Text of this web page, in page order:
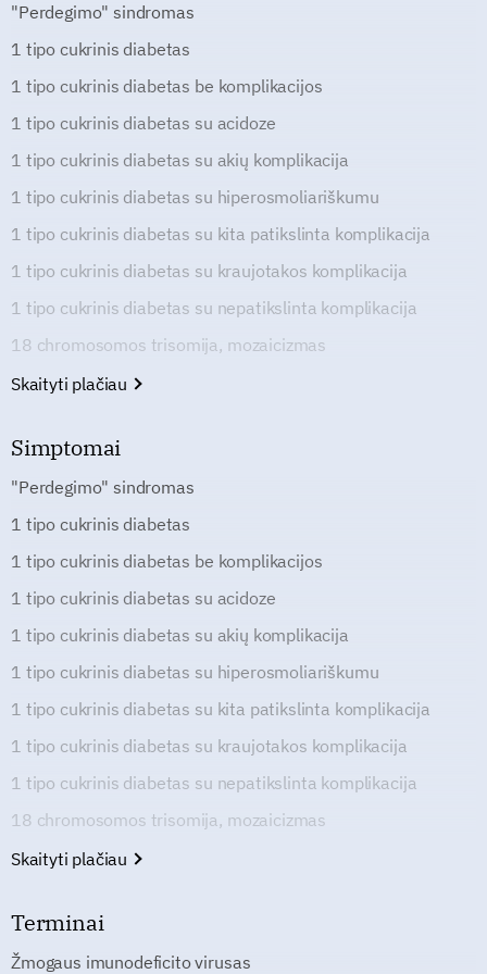
"Perdegimo" sindromas
1 tipo cukrinis diabetas
1 tipo cukrinis diabetas be komplikacijos
1 tipo cukrinis diabetas su acidoze
1 tipo cukrinis diabetas su akių komplikacija
1 tipo cukrinis diabetas su hiperosmoliariškumu
1 tipo cukrinis diabetas su kita patikslinta komplikacija
1 tipo cukrinis diabetas su kraujotakos komplikacija
1 tipo cukrinis diabetas su nepatikslinta komplikacija
18 chromosomos trisomija, mozaicizmas
Skaityti plačiau
Simptomai
"Perdegimo" sindromas
1 tipo cukrinis diabetas
1 tipo cukrinis diabetas be komplikacijos
1 tipo cukrinis diabetas su acidoze
1 tipo cukrinis diabetas su akių komplikacija
1 tipo cukrinis diabetas su hiperosmoliariškumu
1 tipo cukrinis diabetas su kita patikslinta komplikacija
1 tipo cukrinis diabetas su kraujotakos komplikacija
1 tipo cukrinis diabetas su nepatikslinta komplikacija
18 chromosomos trisomija, mozaicizmas
Skaityti plačiau
Terminai
Žmogaus imunodeficito virusas